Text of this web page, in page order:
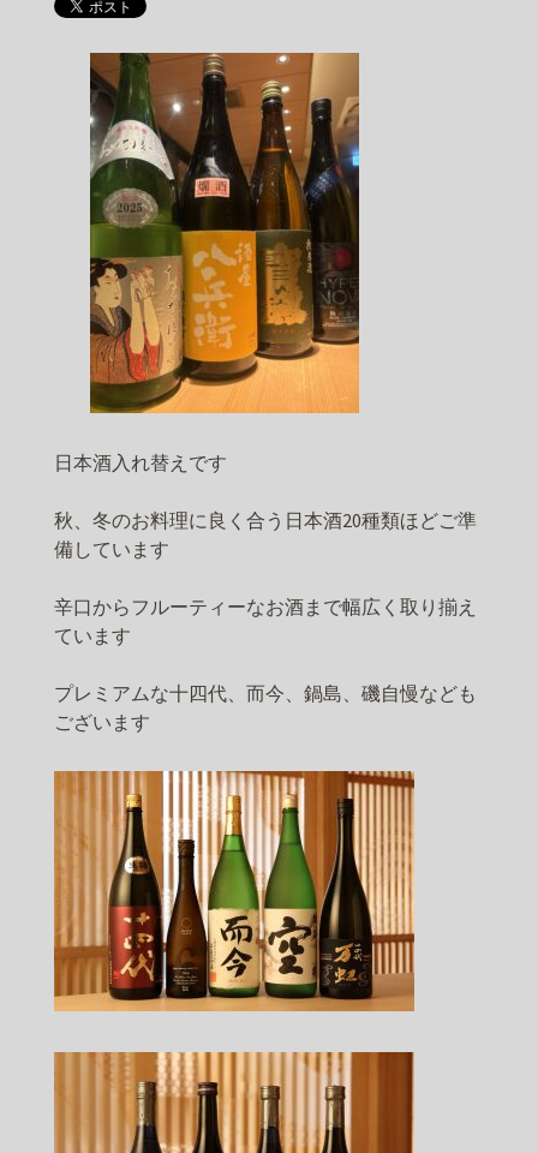
日本酒入れ替えです
秋、冬のお料理に良く合う日本酒20種類ほどご準
備しています
辛口からフルーティーなお酒まで幅広く取り揃え
ています
プレミアムな十四代、而今、鍋島、磯自慢なども
ございます